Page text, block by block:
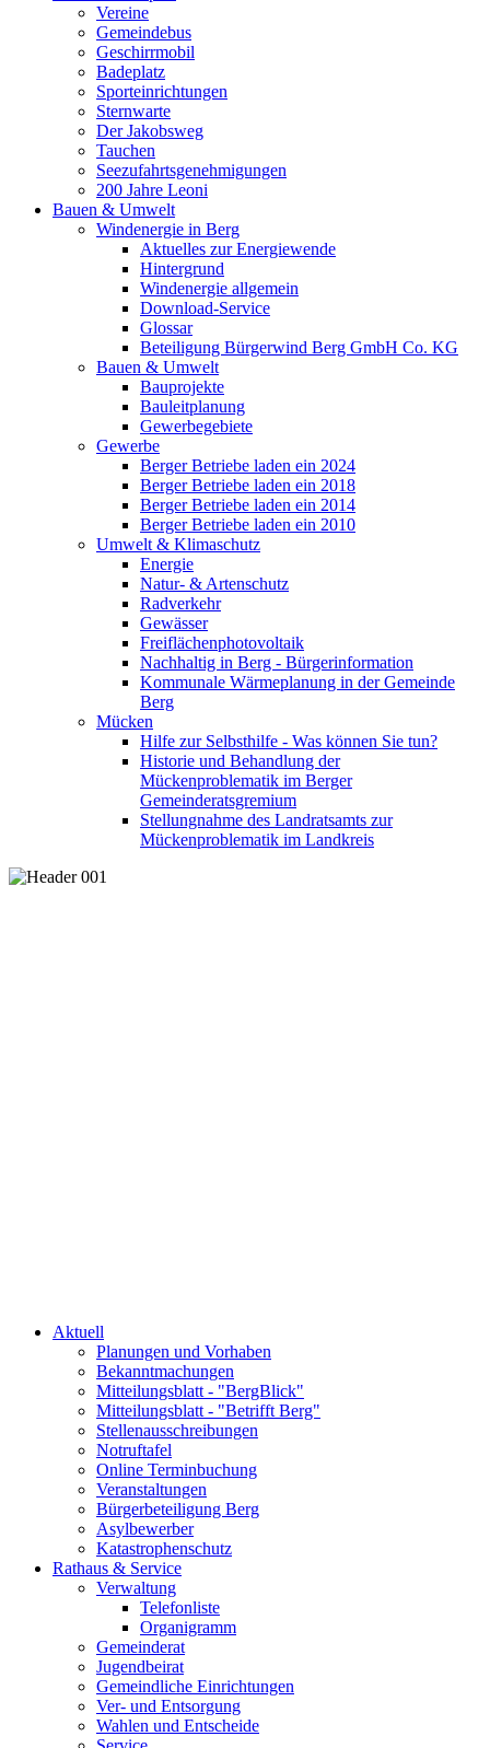
Vereine
Gemeindebus
Geschirrmobil
Badeplatz
Sporteinrichtungen
Sternwarte
Der Jakobsweg
Tauchen
Seezufahrtsgenehmigungen
200 Jahre Leoni
Bauen & Umwelt
Windenergie in Berg
Aktuelles zur Energiewende
Hintergrund
Windenergie allgemein
Download-Service
Glossar
Beteiligung Bürgerwind Berg GmbH Co. KG
Bauen & Umwelt
Bauprojekte
Bauleitplanung
Gewerbegebiete
Gewerbe
Berger Betriebe laden ein 2024
Berger Betriebe laden ein 2018
Berger Betriebe laden ein 2014
Berger Betriebe laden ein 2010
Umwelt & Klimaschutz
Energie
Natur- & Artenschutz
Radverkehr
Gewässer
Freiflächenphotovoltaik
Nachhaltig in Berg - Bürgerinformation
Kommunale Wärmeplanung in der Gemeinde
Berg
Mücken
Hilfe zur Selbsthilfe - Was können Sie tun?
Historie und Behandlung der
Mückenproblematik im Berger
Gemeinderatsgremium
Stellungnahme des Landratsamts zur
Mückenproblematik im Landkreis
Aktuell
Planungen und Vorhaben
Bekanntmachungen
Mitteilungsblatt - "BergBlick"
Mitteilungsblatt - "Betrifft Berg"
Stellenausschreibungen
Notruftafel
Online Terminbuchung
Veranstaltungen
Bürgerbeteiligung Berg
Asylbewerber
Katastrophenschutz
Rathaus & Service
Verwaltung
Telefonliste
Organigramm
Gemeinderat
Jugendbeirat
Gemeindliche Einrichtungen
Ver- und Entsorgung
Wahlen und Entscheide